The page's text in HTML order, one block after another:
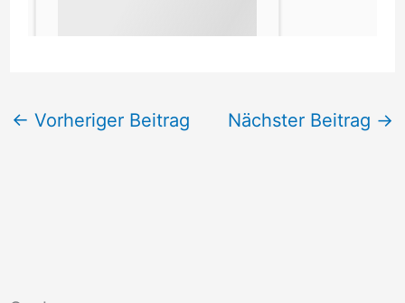
← Vorheriger Beitrag Nächster Beitrag →